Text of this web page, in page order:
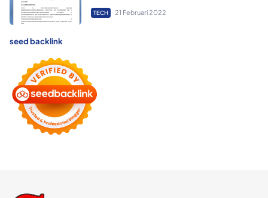
TECH 21 Februari 2022
seed backlink